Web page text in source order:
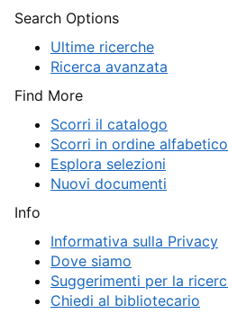
Search Options
Ultime ricerche
Ricerca avanzata
Find More
Scorri il catalogo
Scorri in ordine alfabetico
Esplora selezioni
Nuovi documenti
Info
Informativa sulla Privacy
Dove siamo
Suggerimenti per la
Chiedi al bibliotecario